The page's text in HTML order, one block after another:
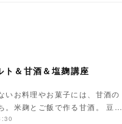
ト＆甘酒＆塩麹講座
いお料理やお菓子には、甘酒の
。米麹とご飯で作る甘酒。 豆…